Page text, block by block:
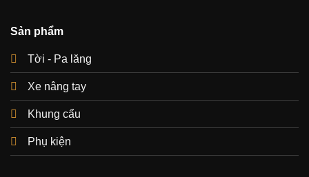
Sản phẩm
Tời - Pa lăng
Xe nâng tay
Khung cẩu
Phụ kiện